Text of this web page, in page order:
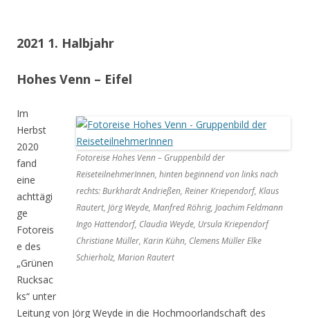
2021 1. Halbjahr
Hohes Venn – Eifel
Fotoreise Hohes Venn – Gruppenbild der
ReiseteilnehmerInnen, hinten beginnend von links nach
rechts: Burkhardt Andrießen, Reiner Kriependorf, Klaus
Rautert, Jörg Weyde, Manfred Röhrig, Joachim Feldmann
Ingo Hattendorf, Claudia Weyde, Ursula Kriependorf
Christiane Müller, Karin Kühn, Clemens Müller Elke
Schierholz, Marion Rautert
Im
Herbst
2020
fand
eine
achttägi
ge
Fotoreis
e des
„Grünen
Rucksac
ks“ unter
Leitung von Jörg Weyde in die Hochmoorlandschaft des